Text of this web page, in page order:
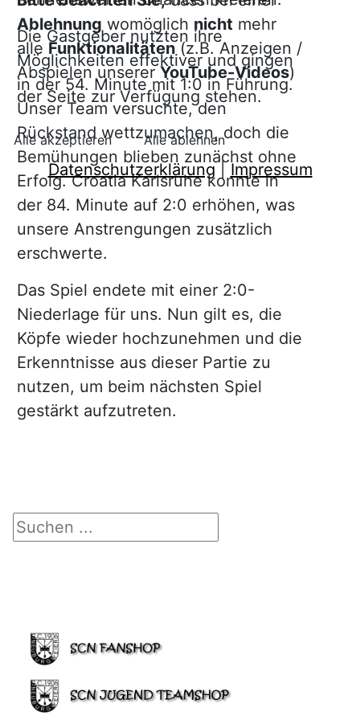
Suchen ...
Die Gastgeber nutzten ihre
Möglichkeiten effektiver und gingen
in der 54. Minute mit 1:0 in Führung.
Unser Team versuchte, den
Rückstand wettzumachen, doch die
Bemühungen blieben zunächst ohne
Erfolg. Croatia Karlsruhe konnte in
der 84. Minute auf 2:0 erhöhen, was
unsere Anstrengungen zusätzlich
erschwerte.
Das Spiel endete mit einer 2:0-
Niederlage für uns. Nun gilt es, die
Köpfe wieder hochzunehmen und die
Erkenntnisse aus dieser Partie zu
nutzen, um beim nächsten Spiel
gestärkt aufzutreten.
Ablehnung womöglich nicht mehr
alle Funktionalitäten(z.B. Anzeigen /
Abspielen unsererYouTube-Videos)
der Seite zur Verfügung stehen.
Alle akzeptieren Alle ablehnen
Datenschutzerklärung| Impressum